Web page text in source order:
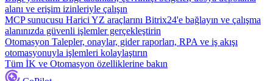
alanı ve erişim izinleriyle çalışın
MCP sunucusu Harici YZ araçlarını Bitrix24'e bağlayın ve çalışma
alanınızda güvenli işlemler gerçekleştirin
Otomasyon Talepler, onaylar, gider raporları, RPA ve iş akışı
otomasyonuyla işlemleri kolaylaştırın
Tüm İK ve Otomasyon özelliklerine bakın